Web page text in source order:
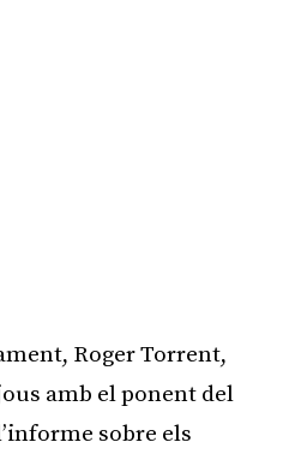
Roger Torrent,
amb el ponent del
sobre els